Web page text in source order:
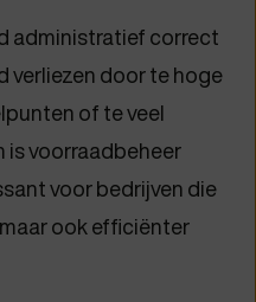
administratief correct
verliezen door te hoge
of te veel
is voorraadbeheer
voor bedrijven die
ook efficiënter